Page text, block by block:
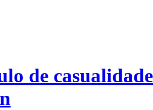
de